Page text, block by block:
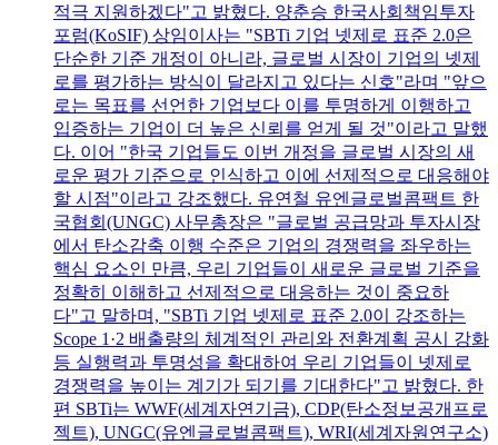
적극 지원하겠다"고 밝혔다. 양춘승 한국사회책임투자
포럼(KoSIF) 상임이사는 "SBTi 기업 넷제로 표준 2.0은
단순한 기준 개정이 아니라, 글로벌 시장이 기업의 넷제
로를 평가하는 방식이 달라지고 있다는 신호"라며 "앞으
로는 목표를 선언한 기업보다 이를 투명하게 이행하고
입증하는 기업이 더 높은 신뢰를 얻게 될 것"이라고 말했
다. 이어 "한국 기업들도 이번 개정을 글로벌 시장의 새
로운 평가 기준으로 인식하고 이에 선제적으로 대응해야
할 시점"이라고 강조했다. 유연철 유엔글로벌콤팩트 한
국협회(UNGC) 사무총장은 "글로벌 공급망과 투자시장
에서 탄소감축 이행 수준은 기업의 경쟁력을 좌우하는
핵심 요소인 만큼, 우리 기업들이 새로운 글로벌 기준을
정확히 이해하고 선제적으로 대응하는 것이 중요하
다"고 말하며, "SBTi 기업 넷제로 표준 2.0이 강조하는
Scope 1·2 배출량의 체계적인 관리와 전환계획 공시 강화
등 실행력과 투명성을 확대하여 우리 기업들이 넷제로
경쟁력을 높이는 계기가 되기를 기대한다"고 밝혔다. 한
편 SBTi는 WWF(세계자연기금), CDP(탄소정보공개프로
젝트), UNGC(유엔글로벌콤팩트), WRI(세계자원연구소)